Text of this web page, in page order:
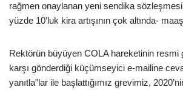
rağmen onaylanan yeni sendika
yüzde 10’luk kira artışının çok altında-
Rektörün büyüyen COLA hareketinin resmi
karşı gönderdiği küçümseyici e-mailine
yanıtla”lar ile başlattığımız grevimiz,